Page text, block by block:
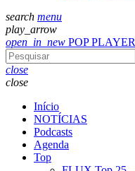
search menu
play_arrow
open_in_new POP PLAYER
close
close
Início
NOTÍCIAS
Podcasts
Agenda
Top